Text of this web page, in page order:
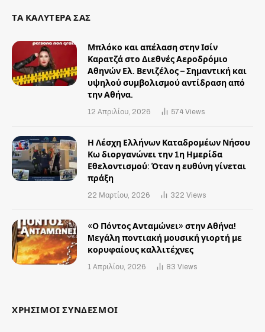
ΤΑ ΚΑΛΥΤΕΡΑ ΣΑΣ
Μπλόκο και απέλαση στην Ισίν
Καρατζά στο Διεθνές Αεροδρόμιο
Αθηνών Ελ. Βενιζέλος – Σημαντική και
υψηλού συμβολισμού αντίδραση από
την Αθήνα.
12 Απριλίου, 2026 574 Views
Η Λέσχη Ελλήνων Καταδρομέων Νήσου
Κω διοργανώνει την 1η Ημερίδα
Εθελοντισμού: Όταν η ευθύνη γίνεται
πράξη
22 Μαρτίου, 2026 322 Views
«Ο Πόντος Ανταμώνει» στην Αθήνα!
Mεγάλη ποντιακή μουσική γιορτή με
κορυφαίους καλλιτέχνες
1 Απριλίου, 2026 83 Views
ΧΡΗΣΙΜΟΙ ΣΥΝΔΕΣΜΟΙ